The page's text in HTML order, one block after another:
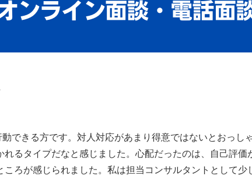
できる方です。対人対応があまり得意ではないとおっし
るタイプだなと感じました。心配だったのは、自己評
ろが感じられました。私は担当コンサルタントとして少